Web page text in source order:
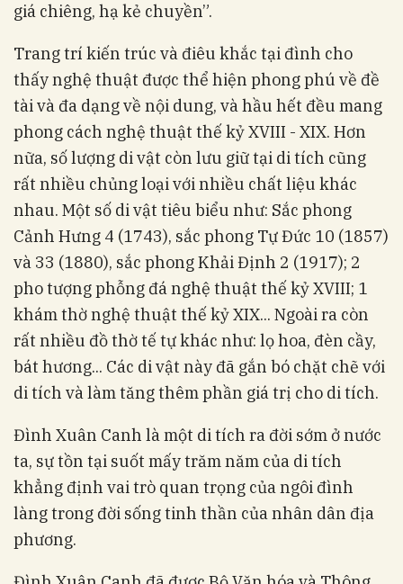
giá chiêng, hạ kẻ chuyền”.
Trang trí kiến trúc và điêu khắc tại đình cho
thấy nghệ thuật được thể hiện phong phú về đề
tài và đa dạng về nội dung, và hầu hết đều mang
phong cách nghệ thuật thế kỷ XVIII - XIX. Hơn
nữa, số lượng di vật còn lưu giữ tại di tích cũng
rất nhiều chủng loại với nhiều chất liệu khác
nhau. Một số di vật tiêu biểu như: Sắc phong
Cảnh Hưng 4 (1743), sắc phong Tự Đức 10 (1857)
và 33 (1880), sắc phong Khải Định 2 (1917); 2
pho tượng phỗng đá nghệ thuật thế kỷ XVIII; 1
khám thờ nghệ thuật thế kỷ XIX... Ngoài ra còn
rất nhiều đồ thờ tế tự khác như: lọ hoa, đèn cầy,
bát hương... Các di vật này đã gắn bó chặt chẽ với
di tích và làm tăng thêm phần giá trị cho di tích.
Đình Xuân Canh là một di tích ra đời sớm ở nước
ta, sự tồn tại suốt mấy trăm năm của di tích
khẳng định vai trò quan trọng của ngôi đình
làng trong đời sống tinh thần của nhân dân địa
phương.